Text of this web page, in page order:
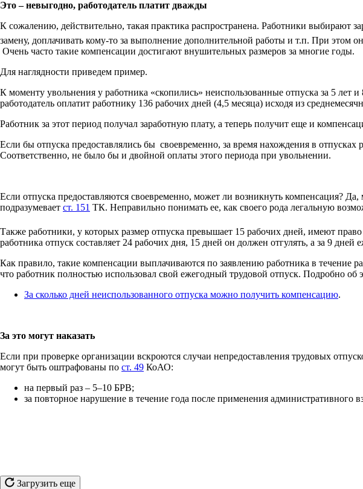
Это – невыгодно, работодатель платит дважды
К сожалению, действительно, такая практика распространена. Работники выбирают
замену, доплачивать кому-то за выполнение дополнительной работы и т.п. При этом
Очень часто такие компенсации достигают внушительных размеров за многие годы.
Для наглядности приведем пример.
К моменту увольнения у работника «скопились» неиспользованные отпуска за 5 лет
работодатель оплатит работнику 136 рабочих дней (4,5 месяца) исходя из
Работник за этот период получал заработную плату, а теперь получит еще и
Если бы отпуска предоставлялись бы своевременно, за время нахождения в
Соответственно, не было бы и двойной оплаты этого периода при увольнении.
Если отпуска предоставляются своевременно, может ли возникнуть компенсация?
подразумевает ст. 151 ТК. Неправильно понимать ее, как своего рода легальную
Также работники, у которых размер отпуска превышает 15 рабочих дней, имеют
работника отпуск составляет 24 рабочих дня, 15 дней он должен отгулять, а за 9
Как правило, такие компенсации выплачиваются по заявлению работника в течение
что работник полностью использовал свой ежегодный трудовой отпуск. Подробно об
За сколько дней неиспользованного отпуска можно получить компенсацию.
За это могут наказать
Если при проверке организации вскроются случаи непредоставления трудовых
могут быть оштрафованы по ст. 49 КоАО:
на первый раз – 5–10 БРВ;
за повторное нарушение в течение года после применения административного
Загрузить еще